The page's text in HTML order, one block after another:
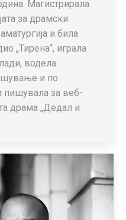
Магистрирала
за драмски
и била
„Тирена“, играла
водела
и пo
пишувала за веб-
драма „Дедал и